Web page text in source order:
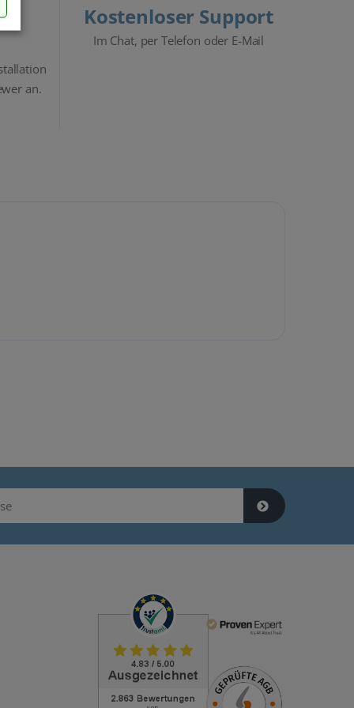
an.
Kostenloser Support
Im Chat, per Telefon oder E-Mail